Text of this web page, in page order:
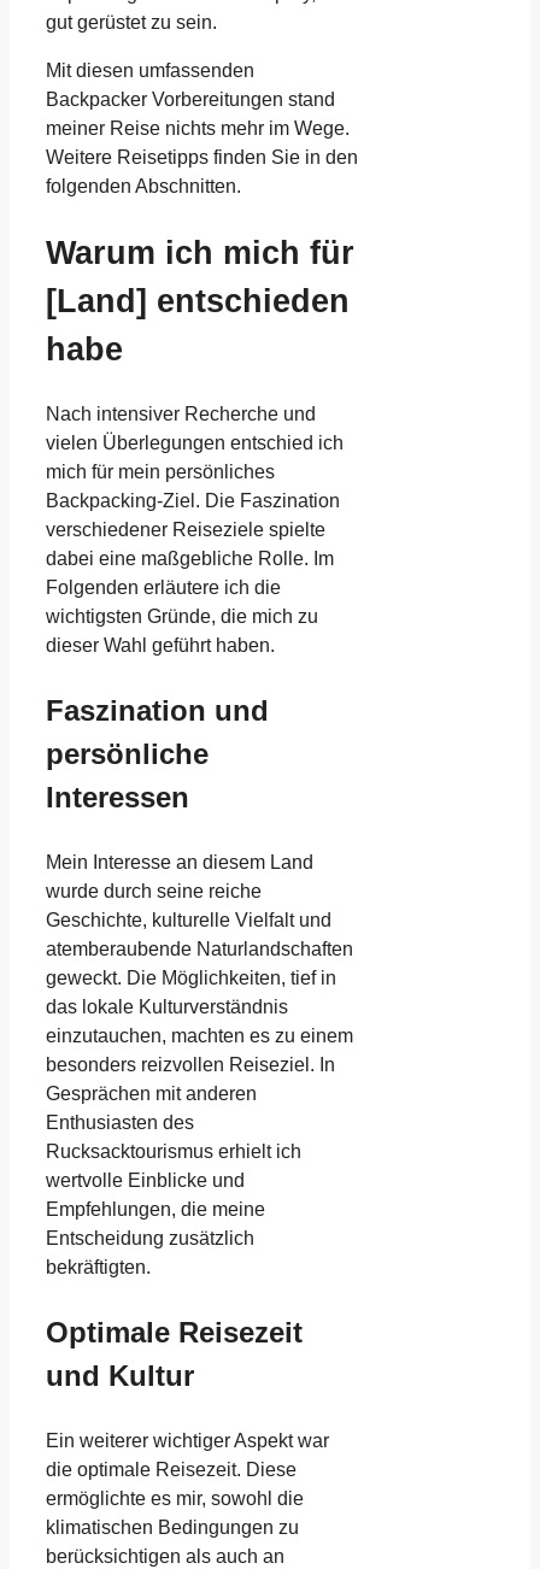
gut gerüstet zu sein.
Mit diesen umfassenden
Backpacker Vorbereitungen stand
meiner Reise nichts mehr im Wege.
Weitere Reisetipps finden Sie in den
folgenden Abschnitten.
Warum ich mich für
[Land] entschieden
habe
Nach intensiver Recherche und
vielen Überlegungen entschied ich
mich für mein persönliches
Backpacking-Ziel. Die Faszination
verschiedener Reiseziele spielte
dabei eine maßgebliche Rolle. Im
Folgenden erläutere ich die
wichtigsten Gründe, die mich zu
dieser Wahl geführt haben.
Faszination und
persönliche
Interessen
Mein Interesse an diesem Land
wurde durch seine reiche
Geschichte, kulturelle Vielfalt und
atemberaubende Naturlandschaften
geweckt. Die Möglichkeiten, tief in
das lokale Kulturverständnis
einzutauchen, machten es zu einem
besonders reizvollen Reiseziel. In
Gesprächen mit anderen
Enthusiasten des
Rucksacktourismus erhielt ich
wertvolle Einblicke und
Empfehlungen, die meine
Entscheidung zusätzlich
bekräftigten.
Optimale Reisezeit
und Kultur
Ein weiterer wichtiger Aspekt war
die optimale Reisezeit. Diese
ermöglichte es mir, sowohl die
klimatischen Bedingungen zu
berücksichtigen als auch an